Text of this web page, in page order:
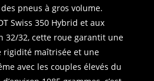
pneus à gros volume.
Swiss 350 Hybrid et aux
32/32, cette roue garantit une
rigidité maîtrisée et une
avec les couples élevés du